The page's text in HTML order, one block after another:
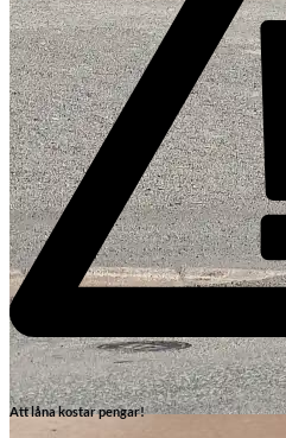
Att låna kostar pengar!